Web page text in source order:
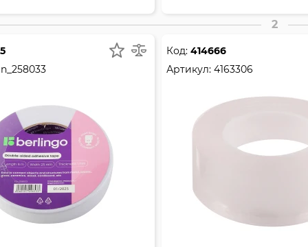
2
Код: 414666
Артикул: 4163306